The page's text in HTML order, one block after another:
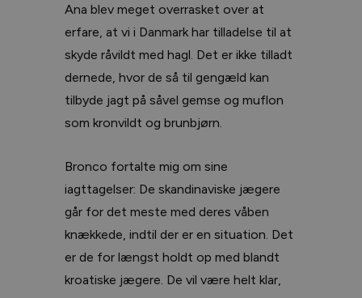
Ana blev meget overrasket over at
erfare, at vi i Danmark har tilladelse til at
skyde råvildt med hagl. Det er ikke tilladt
dernede, hvor de så til gengæld kan
tilbyde jagt på såvel gemse og muflon
som kronvildt og brunbjørn.
Bronco fortalte mig om sine
iagttagelser: De skandinaviske jægere
går for det meste med deres våben
knækkede, indtil der er en situation. Det
er de for længst holdt op med blandt
kroatiske jægere. De vil være helt klar,